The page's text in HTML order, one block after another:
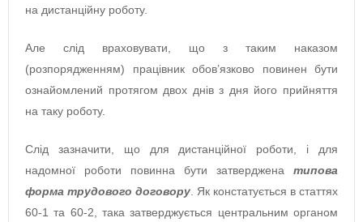
на дистанційну роботу.
Але слід враховувати, що з таким наказом
(розпорядженням) працівник обов’язково повинен бути
ознайомлений протягом двох днів з дня його прийняття
на таку роботу.
Слід зазначити, що для дистанційної роботи, і для
надомної роботи повинна бути затверджена типова
форма трудового договору . Як констатується в статтях
60-1 та 60-2, така затверджується центральним органом